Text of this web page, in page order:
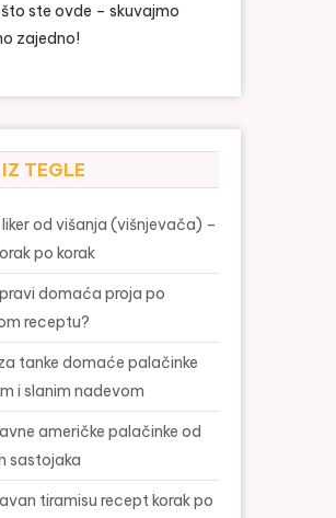
što ste ovde – skuvajmo
zajedno!
TEGLE
od višanja (višnjevača) –
po korak
pravi domaća proja po
receptu?
tanke domaće palačinke
i slanim nadevom
američke palačinke od
sastojaka
tiramisu recept korak po